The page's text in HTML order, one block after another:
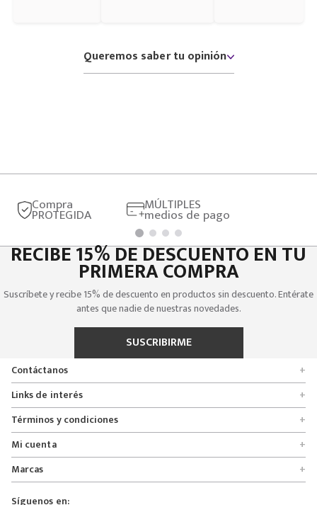
Queremos saber tu opinión
Compra
PROTEGIDA
MÚLTIPLES
medios de pago
RECIBE 15% DE DESCUENTO EN TU
PRIMERA COMPRA
Suscríbete y recibe 15% de descuento en productos sin descuento. Entérate
antes que nadie de nuestras novedades.
SUSCRIBIRME
Contáctanos
+
Encuentra tu tienda
Formulario de solicitudes
Servicio al cliente
Línea nacional 01 8000 112674
Bogotá 6767876
Calle 164# 21 - 53, Bogotá, Colombia
Links de interés +
Quienes somos
Políticas de entrega, cambio y devolución
Políticas de privacidad
Preguntas frecuentes
Glosario
Derecho de retracto
Términos y condiciones +
Promociones
Crédito Addi
Bono regalo
Mi cuenta +
Rastrear mi pedido
Lista de deseos
Pedidos
Marcas +
Bosi
Síguenos en: